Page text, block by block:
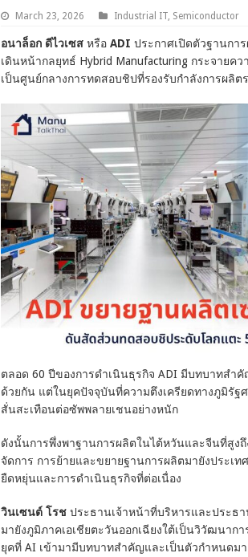
March 23, 2026 Industrial IT, Semiconductor
อนาล็อก ดีไวเซสหรือ ADI ประกาศเปิดตัวฐานกา
เดินหน้ากลยุทธ์ Hybrid Manufacturing กระจายค
เป็นศูนย์กลางการทดสอบชิปที่รองรับกำลังการผลิต
ตลอด 60 ปีของการดำเนินธุรกิจ ADI มีบทบาทสำ
ด้วยกัน แต่ในยุคปัจจุบันที่ความตึงเครียดทางภูมิรัฐ
สั่นสะเทือนต่อซัพพลายเชนอย่างหนัก
ดังนั้นการพึ่งพาฐานการผลิตในไต้หวันและจีนที่สูงถึ
จัดการ การย้ายและขยายฐานการผลิตมายังประเท
ยืดหยุ่นและการดำเนินธุรกิจที่ต่อเนื่อง
วินเซนต์ โรชประธานเจ้าหน้าที่บริหารและประธา
มายังภูมิภาคเอเชียตะวันออกเฉียงใต้เป็นวิวัฒนา
ยุคที่ AI เข้ามามีบทบาทสำคัญและเป็นตัวกำหนดม